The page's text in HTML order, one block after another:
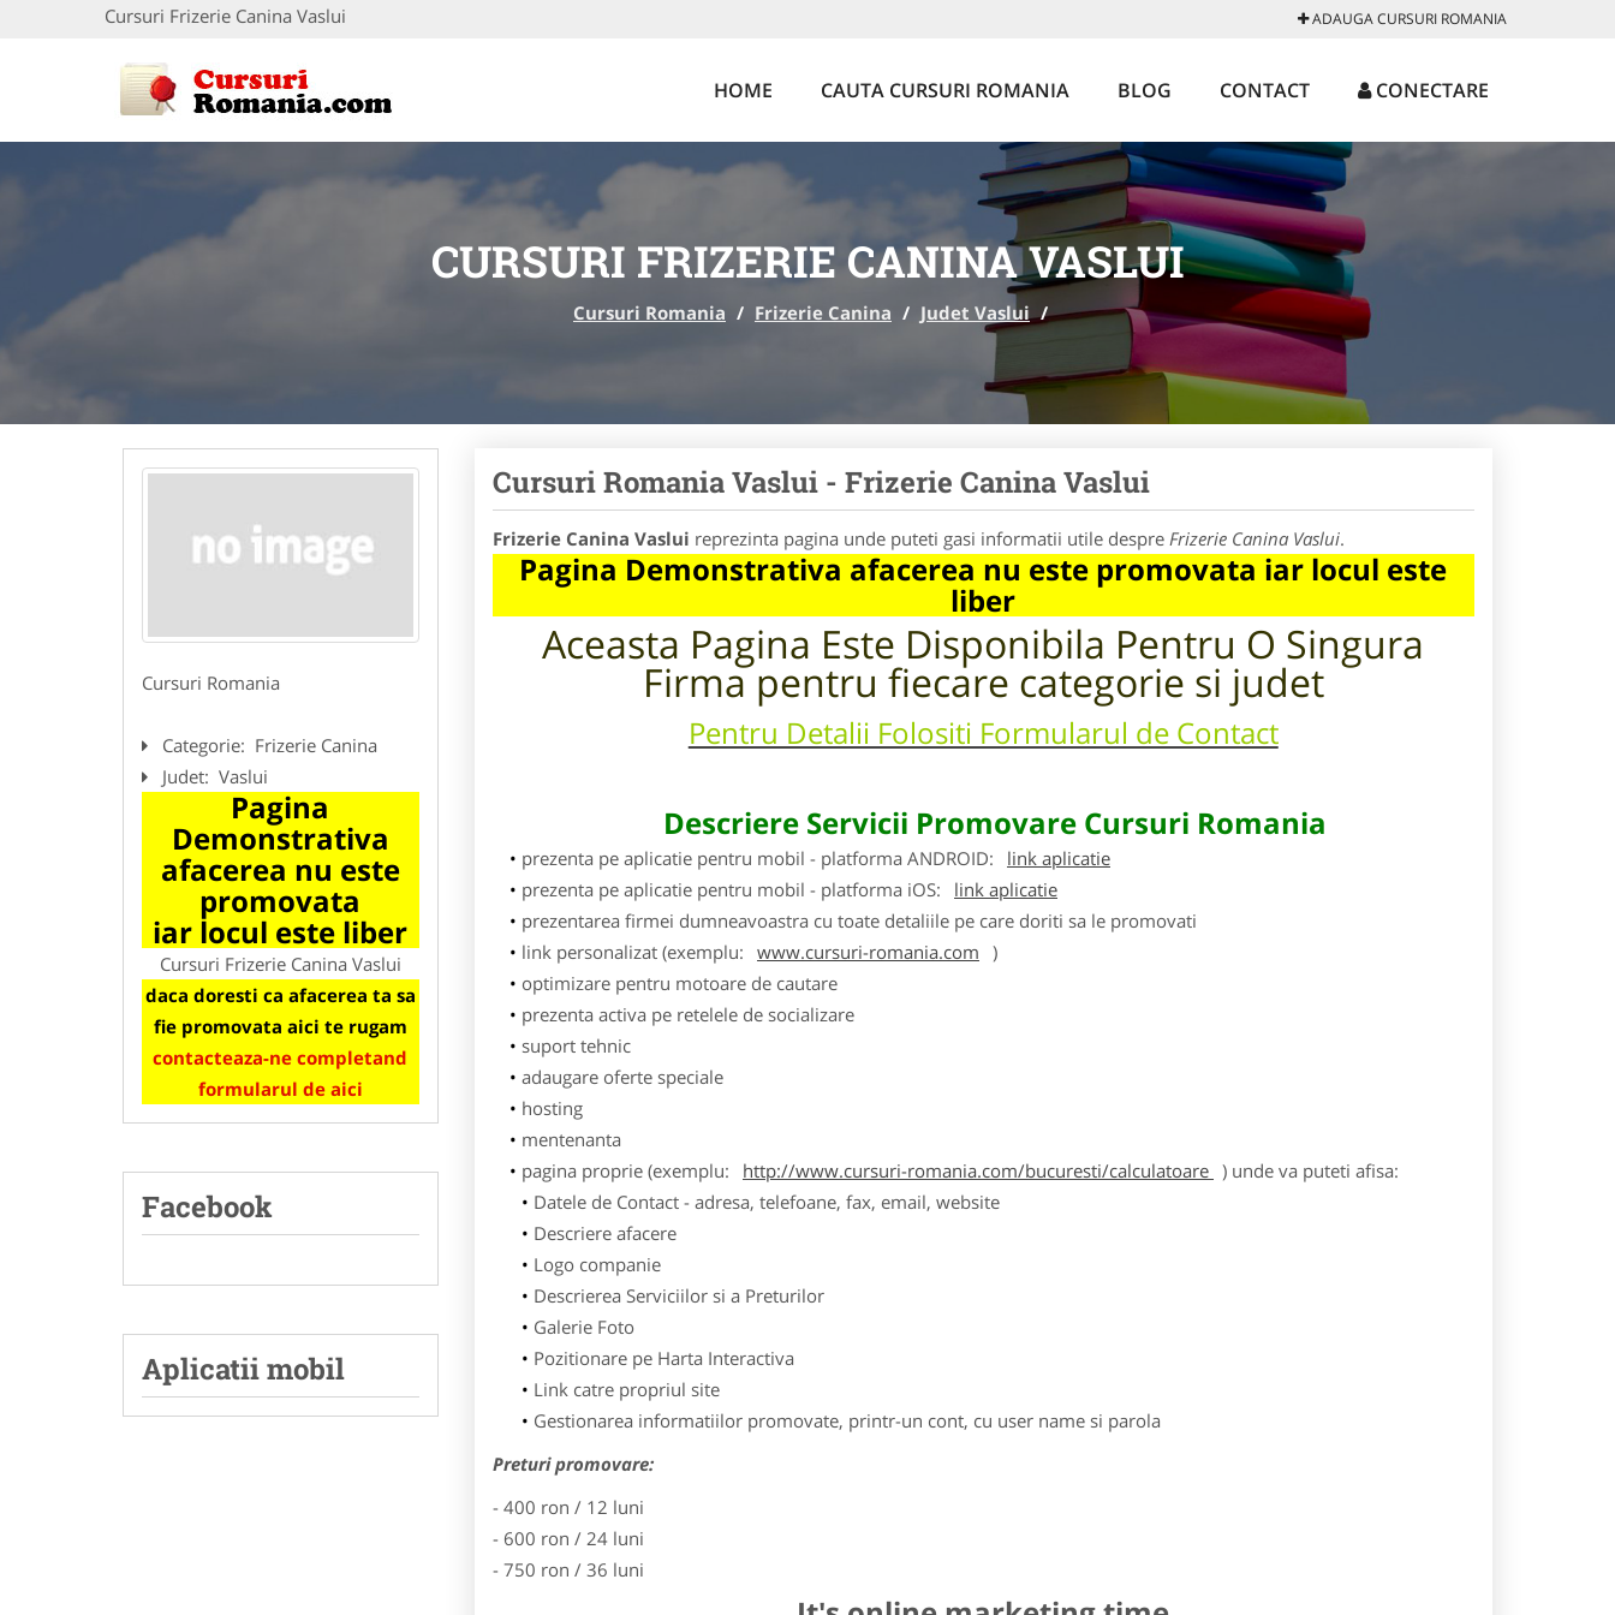
Cursuri Frizerie Canina Vaslui ADAUGA CURSURI ROMANIA
HOME CAUTA CURSURI ROMANIA BLOG CONTACT CONECTARE
CURSURI FRIZERIE CANINA VASLUI
Cursuri Romania / Frizerie Canina / Judet Vaslui /
Cursuri Romania
Categorie: Frizerie Canina
Judet: Vaslui
Pagina
Demonstrativa
afacerea nu este
promovata
iar locul este liber
Cursuri Frizerie Canina Vaslui
daca doresti ca afacerea ta sa
fie promovata aici te rugam
contacteaza-ne completand
formularul de aici
Facebook
Aplicatii mobil
Cursuri Romania Vaslui - Frizerie Canina Vaslui
Frizerie Canina Vaslui reprezinta pagina unde puteti gasi informatii utile despre Frizerie Canina Vaslui.
Pagina Demonstrativa afacerea nu este promovata iar locul este
liber
Aceasta Pagina Este Disponibila Pentru O Singura
Firma pentru fiecare categorie si judet
Pentru Detalii Folositi Formularul de Contact
Descriere Servicii Promovare Cursuri Romania
prezenta pe aplicatie pentru mobil - platforma ANDROID:
link aplicatie
prezenta pe aplicatie pentru mobil - platforma iOS:
link aplicatie
prezentarea firmei dumneavoastra cu toate detaliile pe care doriti sa le promovati
link personalizat (exemplu: www.cursuri-romania.com )
optimizare pentru motoare de cautare
prezenta activa pe retelele de socializare
suport tehnic
adaugare oferte speciale
hosting
mentenanta
pagina proprie (exemplu:
http://www.cursuri-romania.com/bucuresti/calculatoare ) unde va puteti afisa:
Datele de Contact - adresa, telefoane, fax, email, website
Descriere afacere
Logo companie
Descrierea Serviciilor si a Preturilor
Galerie Foto
Pozitionare pe Harta Interactiva
Link catre propriul site
Gestionarea informatiilor promovate, printr-un cont, cu user name si parola
Preturi promovare:
- 400 ron / 12 luni
- 600 ron / 24 luni
- 750 ron / 36 luni